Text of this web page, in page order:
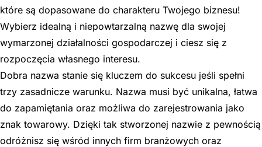
które są dopasowane do charakteru Twojego biznesu!
Wybierz idealną i niepowtarzalną nazwę dla swojej
wymarzonej działalności gospodarczej i ciesz się z
rozpoczęcia własnego interesu.
Dobra nazwa stanie się kluczem do sukcesu jeśli spełni
trzy zasadnicze warunku. Nazwa musi być unikalna, łatwa
do zapamiętania oraz możliwa do zarejestrowania jako
znak towarowy. Dzięki tak stworzonej nazwie z pewnością
odróżnisz się wśród innych firm branżowych oraz